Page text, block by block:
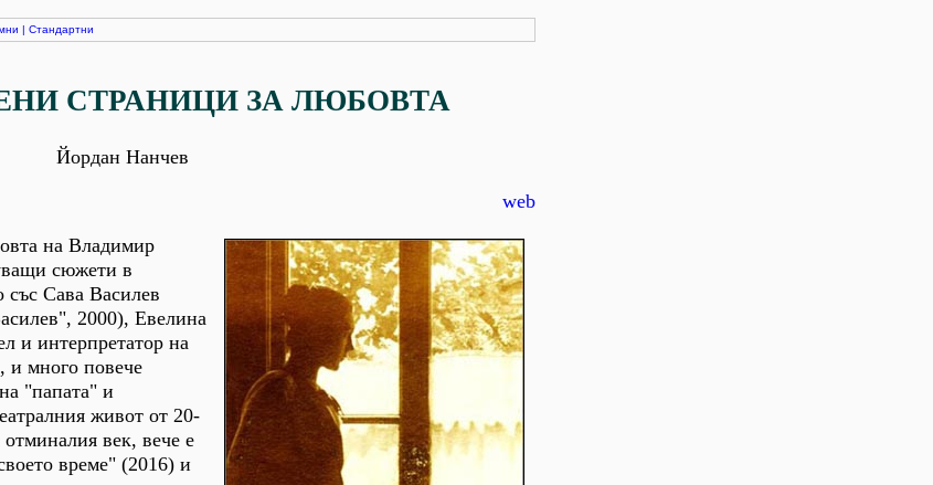
| Стандартни
СТРАНИЦИ ЗА ЛЮБОВТА
Йордан Нанчев
web
на Владимир
сюжети в
със Сава Василев
2000), Евелина
и интерпретатор на
и много повече
"папата" и
живот от 20-
век, вече е
време" (2016) и